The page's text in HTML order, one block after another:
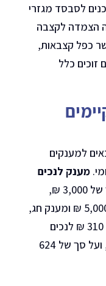
לסבסד מגזרי
הצמדה לקצבה
כפל קצבאות,
זוכים כלל
למענקים
מענק לנכים
לרגל נישואי בן או בת על סך של 3,000 ₪,
מענק בר או בת מצווה על סך של 5,000 ₪ ומענק חג,
שניתן פעמיים בכל שנה על סך של 310 ₪ לנכים
רווקים או לנכים נשואים ללא ילדים, ועל סך של 624